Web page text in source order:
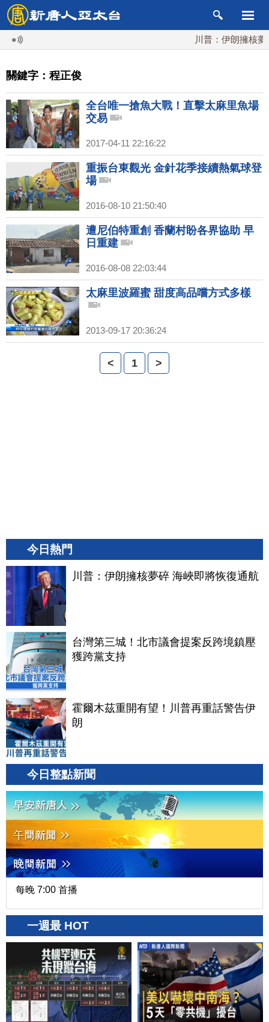
川普：伊朗擁核夢
關鍵字：程正俊
全台唯一搶魚大戰！直擊太麻里魚場
交易
2017-04-11 22:16:22
重振台東觀光 金針花季接續熱氣球登
場
2016-08-10 21:50:40
遭尼伯特重創 香蘭村盼各界協助 早
日重建
2016-08-08 22:03:44
太麻里波羅蜜 甜度高品嚐方式多樣
2013-09-17 20:36:24
< 1 >
今日熱門
川普：伊朗擁核夢碎 海峽即將恢復通航
台灣第三城！北市議會提案反跨境鎮壓
獲跨黨支持
霍爾木茲重開有望！川普再重話警告伊
朗
今日整點新聞
每晚 7:00 首播
一週最 HOT